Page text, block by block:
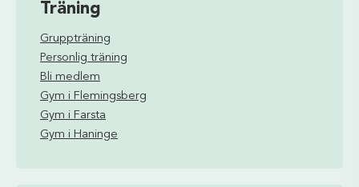
Träning
Gruppträning
Personlig träning
Bli medlem
Gym i Flemingsberg
Gym i Farsta
Gym i Haninge